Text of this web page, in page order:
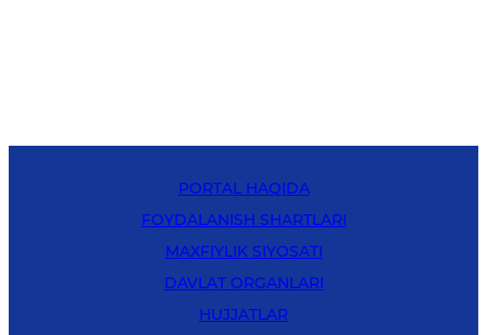
PORTAL HAQIDA
FOYDALANISH SHARTLARI
MAXFIYLIK SIYOSATI
DAVLAT ORGANLARI
HUJJATLAR